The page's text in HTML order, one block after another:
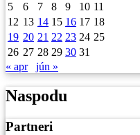
5
6 7 8 9 10 11
12 13 14 15 16 17 18
19 20 21 22 23 24 25
26 27 28 29 30 31
« apr
jún »
Naspodu
Partneri